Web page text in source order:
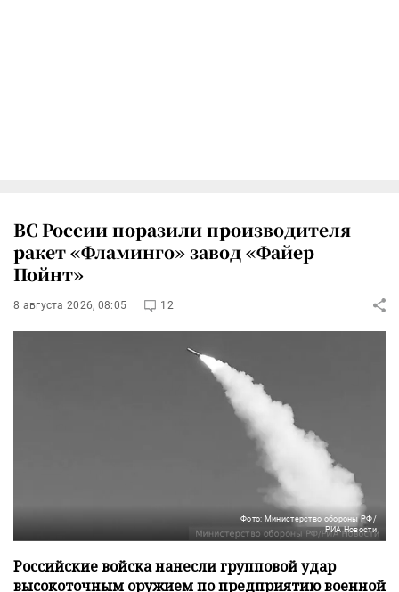
ВС России поразили производителя
ракет «Фламинго» завод «Файер
Пойнт»
8 августа 2026, 08:05 12
Фото: Министерство обороны РФ/
РИА Новости
Российские войска нанесли групповой удар
высокоточным оружием по предприятию военной